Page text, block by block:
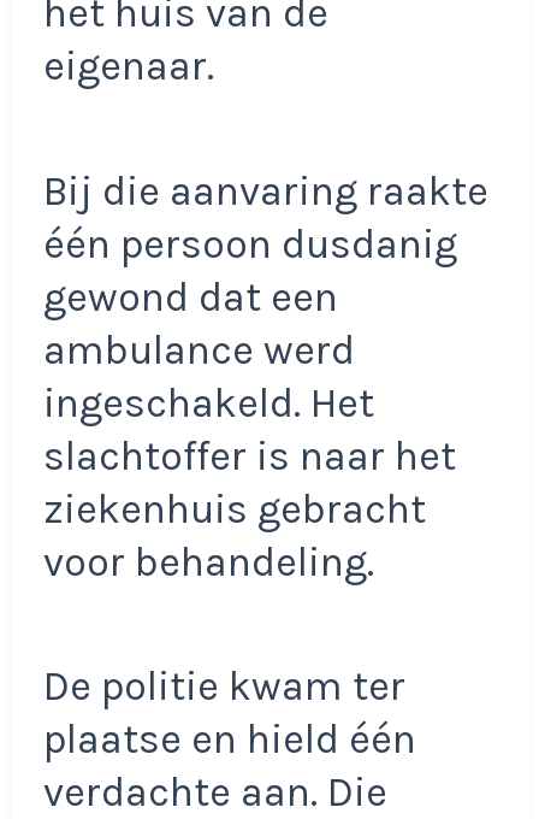
het huis van de
eigenaar.
Bij die aanvaring raakte
één persoon dusdanig
gewond dat een
ambulance werd
ingeschakeld. Het
slachtoffer is naar het
ziekenhuis gebracht
voor behandeling.
De politie kwam ter
plaatse en hield één
verdachte aan. Die